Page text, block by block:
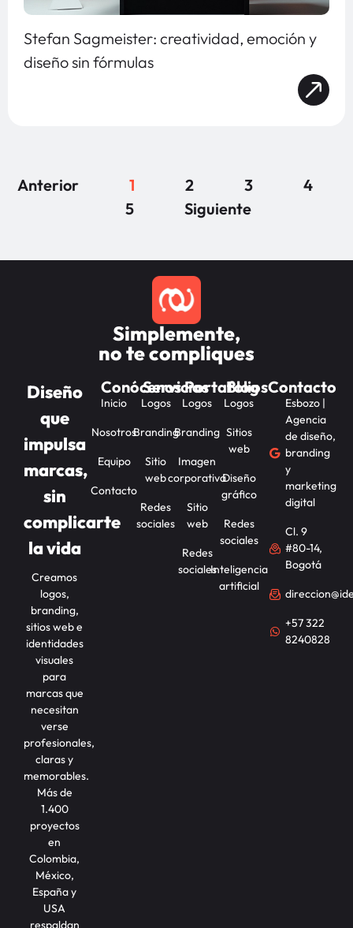
Stefan Sagmeister: creatividad, emoción y
diseño sin fórmulas
Anterior 1 2 3
4
5
Siguiente
Simplemente,
no te compliques
Diseño
que
impulsa
marcas,
sin
complicarte
la vida
Creamos
logos,
branding,
sitios web e
identidades
visuales
para
marcas que
necesitan
verse
profesionales,
claras y
memorables.
Más de
1.400
proyectos
en
Colombia,
México,
España y
USA
respaldan
Conócenos
Inicio
Nosotros
Equipo
Contacto
Servicios
Logos
Branding
Sitio
web
Redes
sociales
Portafolios
Logos
Branding
Imagen
corporativa
Sitio
web
Redes
sociales
Blog
Logos
Sitios
web
Diseño
gráfico
Redes
sociales
Inteligencia
artificial
Contacto
Esbozo |
Agencia
de diseño,
branding
y
marketing
digital
Cl. 9
#80-14,
Bogotá
+57 322
8240828